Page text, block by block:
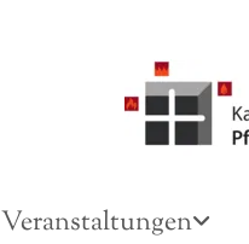
Veranstaltungen